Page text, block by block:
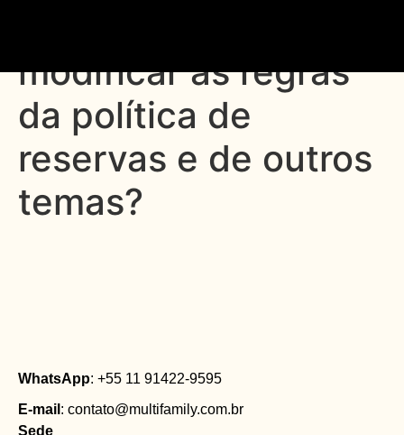
modificar as regras
da política de
reservas e de outros
temas?
WhatsApp: +55 11 91422-9595
E-mail : contato@multifamily.com.br
Sede